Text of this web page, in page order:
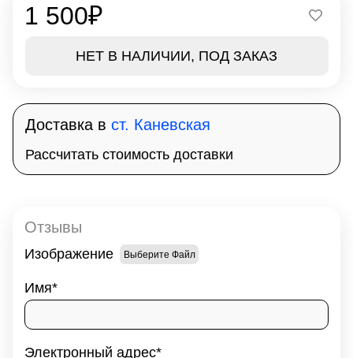
1 500₽
НЕТ В НАЛИЧИИ, ПОД ЗАКАЗ
Доставка в ст. Каневская
Рассчитать стоимость доставки
Отзывы
Изображение Выберите Файл
Имя
Электронный адрес